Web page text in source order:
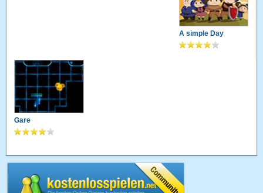
A simple Day
Gare